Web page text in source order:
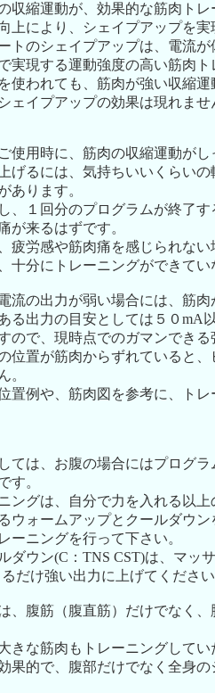
収縮運動が、効果的な筋肉ト
上により、シェイプアップを実
トのシェイプアップは、電流
実現する運動強度の高い筋肉
使われても、筋肉が強い収縮
ェイプアップの効果は現れませ
使用時に、筋肉の収縮運動が
げるには、気持ちいいくらい
あります。
、１回分のプログラムが終了
が来るはずです。
疲労感や筋肉痛を感じられな
十分にトレーニングができて
流の出力が弱い場合には、筋
る出力の目安としては５０mA
ので、現時点でのガマンでき
位置が筋肉からずれていると
。
置例や、筋肉図を参考に、ト
ては、お腹の場合にはプログ
す。
ングは、自分で力を入れる以
ウォームアップとクールダウ
ーニングを行って下さい。
ダウン(C：TNS CST)は、マッ
だけ強い出力に上げてくださ
、腹筋（腹直筋）だけでなく
きな筋肉もトレーニングして
果的で、腹部だけでなく全身